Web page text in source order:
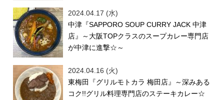
2024.04.17 (水)
中津『SAPPORO SOUP CURRY JACK 中津
店』～大阪TOPクラスのスープカレー専門店
が中津に進撃☆～
2024.04.16 (火)
東梅田『グリルモトカラ 梅田店』～深みある
コク!!グリル料理専門店のステーキカレー☆